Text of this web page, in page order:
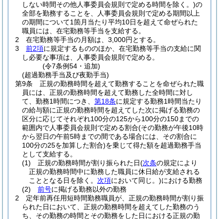
しない時間その他人事委員会規則で定める時間を除く。)の
全部を勤務することを、人事委員会規則で定める期間以上
の期間について1箇月当たり平均10日を超えて命ぜられた
職員には、在宅勤務等手当を支給する。
2
在宅勤務等手当の月額は、3,000円とする。
3
前2項に規定するもののほか、在宅勤務等手当の支給に関
し必要な事項は、人事委員会規則で定める。
(令7条例54・追加)
(超過勤務手当及び夜勤手当)
第9条
正規の勤務時間を超えて勤務することを命ぜられた職
員には、正規の勤務時間を超えて勤務した全時間に対し
て、勤務1時間につき、 第18条に規定する勤務1時間当たり
の給与額に正規の勤務時間を超えてした次に掲げる勤務の
区分に応じてそれぞれ100分の125から100分の150までの
範囲内で人事委員会規則で定める割合(その勤務が午後10時
から翌日の午前5時までの間である場合には、その割合に
100分の25を加算した割合)を乗じて得た額を超過勤務手当
として支給する。
(1)
正規の勤務時間が割り振られた日(次条の規定により
正規の勤務時間中に勤務した職員に休日給が支給される
こととなる日を除く。 次項において同じ。)における勤務
(2)
前号に掲げる勤務以外の勤務
2
定年前再任用短時間勤務職員が、正規の勤務時間が割り振
られた日において、正規の勤務時間を超えてした勤務のう
ち、その勤務の時間とその勤務をした日における正規の勤